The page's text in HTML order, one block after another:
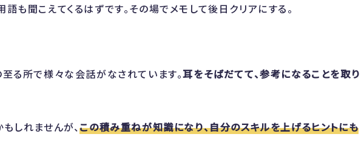
も聞こえてくるはずです。その場でメモして後日クリアにする。
至る所で様々な会話がなされています。耳をそばだてて、参考になることを取り
しれませんが、この積み重ねが知識になり、自分のスキルを上げるヒントにも